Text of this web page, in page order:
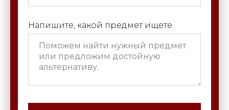
Напишите, какой предмет ищете.